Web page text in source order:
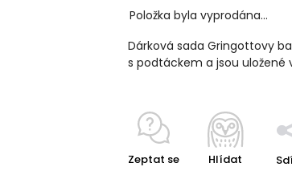
Položka byla vyprodána…
Dárková sada Gringottovy
s podtáckem a jsou uložené
Zeptat se Hlídat